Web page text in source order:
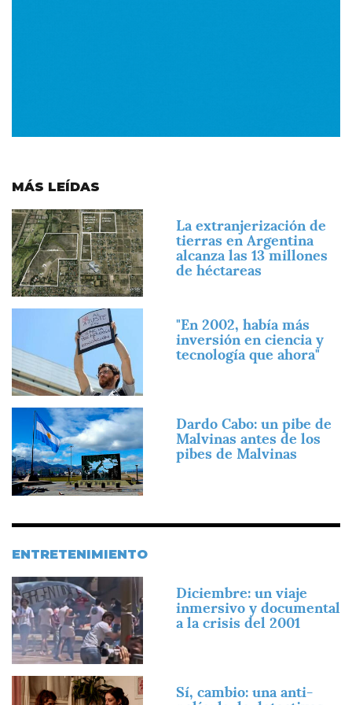
MÁS LEÍDAS
Imagen
La extranjerización de
tierras en Argentina
alcanza las 13 millones
de héctareas
"En 2002, había más
inversión en ciencia y
tecnología que ahora"
Imagen
Dardo Cabo: un pibe de
Malvinas antes de los
pibes de Malvinas
ENTRETENIMIENTO
Imagen
Diciembre: un viaje
inmersivo y documental
a la crisis del 2001
Imagen
Sí, cambio: una anti-